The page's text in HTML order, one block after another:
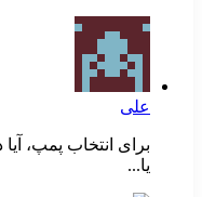
علی
برای انتخاب پمپ،
یا...